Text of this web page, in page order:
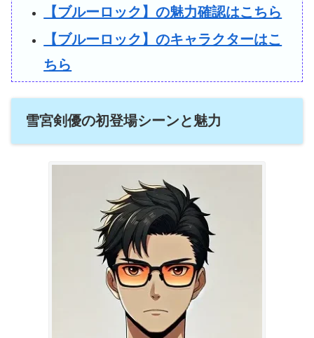
【ブルーロック】の魅力確認はこちら
【ブルーロック】のキャラクターはこ
ちら
雪宮剣優の初登場シーンと魅力